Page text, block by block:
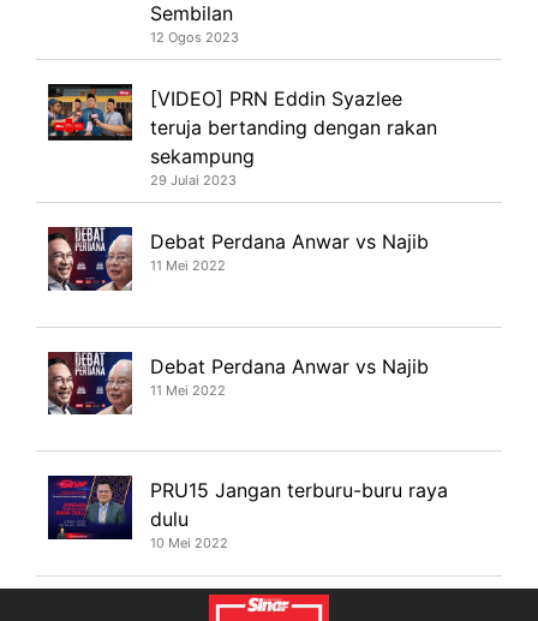
Sembilan
12 Ogos 2023
[VIDEO] PRN Eddin Syazlee
teruja bertanding dengan rakan
sekampung
29 Julai 2023
Debat Perdana Anwar vs Najib
11 Mei 2022
Debat Perdana Anwar vs Najib
11 Mei 2022
PRU15 Jangan terburu-buru raya
dulu
10 Mei 2022